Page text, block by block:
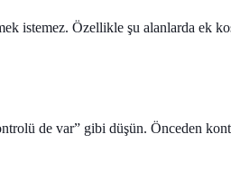
istemez. Özellikle şu alanlarda ek
de var” gibi düşün. Önceden